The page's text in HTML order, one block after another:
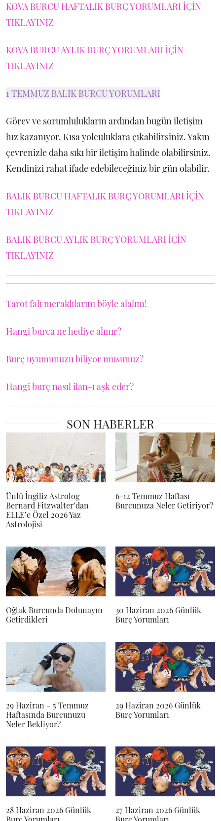
KOVA BURCU HAFTALIK BURÇ YORUMLARI İÇİN
TIKLAYINIZ
KOVA BURCU AYLIK BURÇ YORUMLARI İÇİN
TIKLAYINIZ
1 TEMMUZ BALIK BURCU YORUMLARI
Görev ve sorumlulukların ardından bugün iletişim
hız kazanıyor. Kısa yolculuklara çıkabilirsiniz. Yakın
çevrenizle daha sıkı bir iletişim halinde olabilirsiniz.
Kendinizi rahat ifade edebileceğiniz bir gün olabilir.
BALIK BURCU HAFTALIK BURÇ YORUMLARI İÇİN
TIKLAYINIZ
BALIK BURCU AYLIK BURÇ YORUMLARI İÇİN
TIKLAYINIZ
Tarot falı meraklılarını böyle alalım!
Hangi burca ne hediye alınır?
Burç uyumunuzu biliyor musunuz?
Hangi burç nasıl ilan-ı aşk eder?
SON HABERLER
Ünlü İngiliz Astrolog
Bernard Fitzwalter’dan
ELLE’e Özel 2026 Yaz
Astrolojisi
6-12 Temmuz Haftası
Burcunuza Neler Getiriyor?
Oğlak Burcunda Dolunayın
Getirdikleri
30 Haziran 2026 Günlük
Burç Yorumları
29 Haziran – 5 Temmuz
Haftasında Burcunuzu
Neler Bekliyor?
29 Haziran 2026 Günlük
Burç Yorumları
28 Haziran 2026 Günlük
27 Haziran 2026 Günlük